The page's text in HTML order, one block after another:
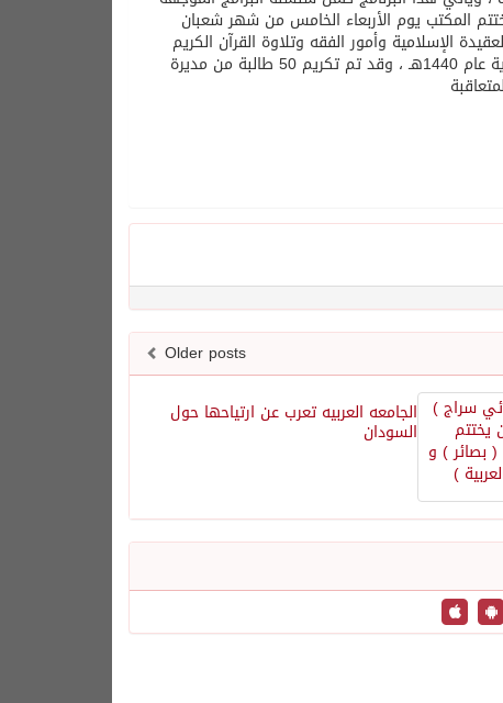
المكتب يوم الأربعاء الخامس من شهر شعبان
الإسلامية وأمور الفقه وتلاوة القرآن الكريم
وتدبر معانيه اضافةً لتعليمها القاعدة النورانية ، وقد انطلق هذا البرنامج منذ بداية عام 1440هـ ، وقد تم تكريم 50 طالبة من مديرة
Older posts
الجامعه العربيه تعرب عن ارتياحها حول
السودان